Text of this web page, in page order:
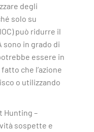
degli
solo su
può ridurre il
sono in grado di
essere in
che l’azione
o utilizzando
Hunting –
sospette e